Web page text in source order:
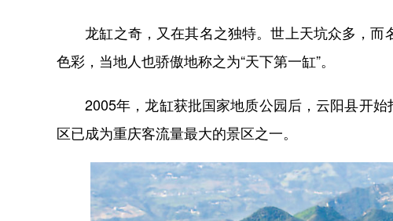
龙缸之奇，又在其名之独特。世上天坑众多，而
色彩，当地人也骄傲地称之为“天下第一缸”。
2005年，龙缸获批国家地质公园后，云阳县开始
区已成为重庆客流量最大的景区之一。